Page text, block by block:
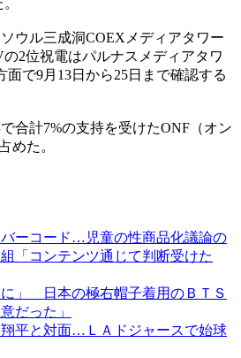
ウル三成洞COEXメディアタワー
2位祝電はパルナスメディアタワ
面で9月13日から25日まで確認する
合計7%の支持を受けたONF（オン
めた。
ーコード…児童の性商品化議論の
「コンテンツ通じて判断受けた
に」 日本の極右帽子着用のＢＴＳ
だった」
翔平と対面…ＬＡドジャースで始球